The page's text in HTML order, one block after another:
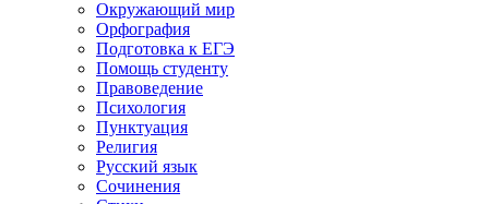
Окружающий мир
Орфография
Подготовка к ЕГЭ
Помощь студенту
Правоведение
Психология
Пунктуация
Религия
Русский язык
Сочинения